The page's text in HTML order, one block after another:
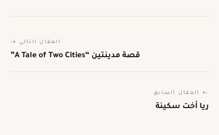
المقال التالي →
قصة مدينتين “A Tale of Two Cities”
← المقال السابق
ريا أخت سكينة